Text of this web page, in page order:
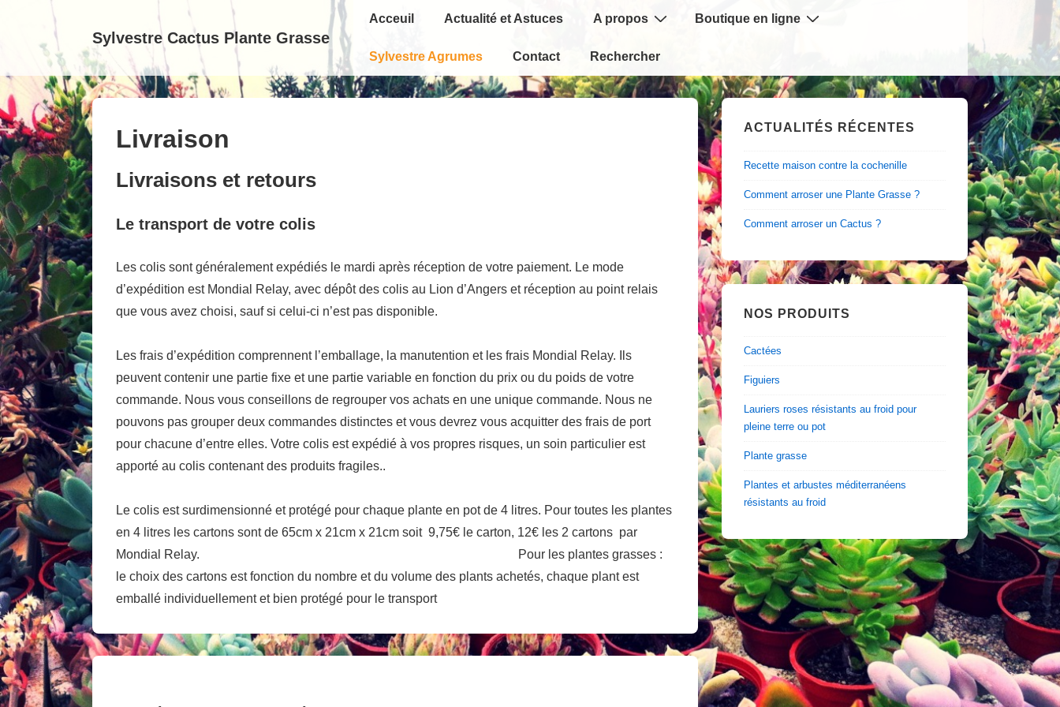
contenu
principal
Sylvestre Cactus Plante Grasse
Main
Acceuil Actualité et Astuces A propos Boutique en ligne
Sylvestre Agrumes Contact Rechercher
Livraison
Livraisons et retours
Le transport de votre colis
Les colis sont généralement expédiés le mardi après réception de votre paiement. Le mode
d’expédition est Mondial Relay, avec dépôt des colis au Lion d’Angers et réception au point relais
que vous avez choisi, sauf si celui-ci n’est pas disponible.
Les frais d’expédition comprennent l’emballage, la manutention et les frais Mondial Relay. Ils
peuvent contenir une partie fixe et une partie variable en fonction du prix ou du poids de votre
commande. Nous vous conseillons de regrouper vos achats en une unique commande. Nous ne
pouvons pas grouper deux commandes distinctes et vous devrez vous acquitter des frais de port
pour chacune d’entre elles. Votre colis est expédié à vos propres risques, un soin particulier est
apporté au colis contenant des produits fragiles..
Le colis est surdimensionné et protégé pour chaque plante en pot de 4 litres. Pour toutes les plantes
en 4 litres les cartons sont de 65cm x 21cm x 21cm soit 9,75€ le carton, 12€ les 2 cartons par
Mondial Relay. Pour les plantes grasses :
le choix des cartons est fonction du nombre et du volume des plants achetés, chaque plant est
emballé individuellement et bien protégé pour le transport
ACTUALITÉS RÉCENTES
Recette maison contre la cochenille
Comment arroser une Plante Grasse ?
Comment arroser un Cactus ?
NOS PRODUITS
Cactées
Figuiers
Lauriers roses résistants au froid pour
pleine terre ou pot
Plante grasse
Plantes et arbustes méditerranéens
résistants au froid